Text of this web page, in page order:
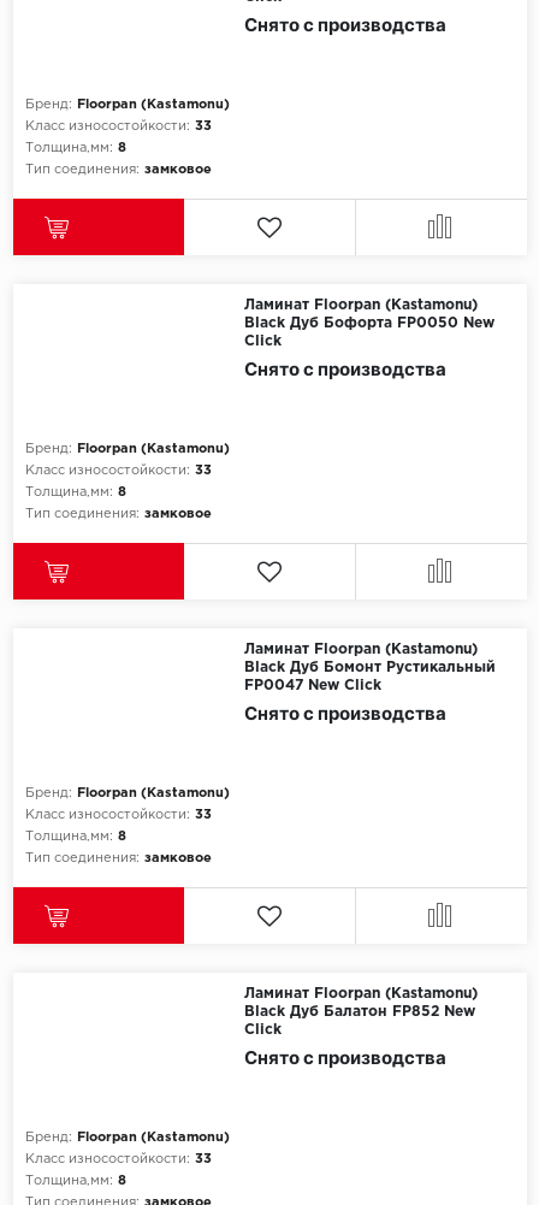
Бренд:
Floorpan (Kastamonu)
Класс износостойкости: 33
Толщина,мм: 8
Тип соединения: замковое
Снято с производства
Ламинат Floorpan (Kastamonu)
Black Дуб Бофорта FP0050 New
Click
Бренд:
Floorpan (Kastamonu)
Класс износостойкости: 33
Толщина,мм: 8
Тип соединения: замковое
Снято с производства
Ламинат Floorpan (Kastamonu)
Black Дуб Бомонт Рустикальный
FP0047 New Click
Бренд:
Floorpan (Kastamonu)
Класс износостойкости: 33
Толщина,мм: 8
Тип соединения: замковое
Снято с производства
Ламинат Floorpan (Kastamonu)
Black Дуб Балатон FP852 New
Click
Бренд:
Floorpan (Kastamonu)
Класс износостойкости: 33
Толщина,мм: 8
Снято с производства